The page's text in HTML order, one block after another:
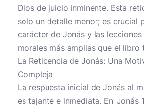
Dios de juicio inminente. Esta
solo un detalle menor; es crucial
carácter de Jonás y las
morales más amplias que el libro
La Reticencia de Jonás: Una
Compleja
La respuesta inicial de Jonás al
es tajante e inmediata. En Jonás